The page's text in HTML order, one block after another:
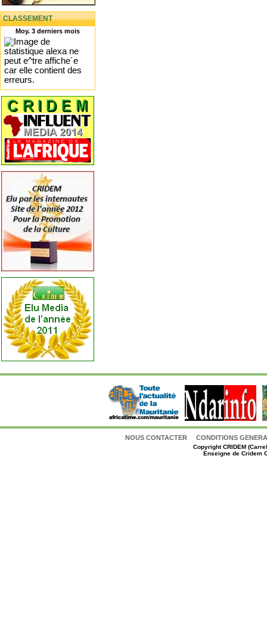
CLASSEMENT
Moy. 3 derniers mois
NOUS CONTACTER CONDITIONS
CopyrightCRIDEM
Enseigne de Cridem